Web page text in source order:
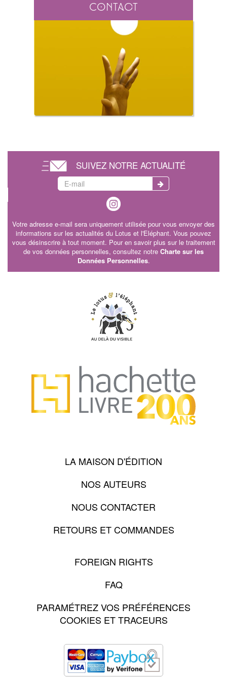
Contact
SUIVEZ NOTRE ACTUALITÉ
Votre adresse e-mail sera uniquement utilisée pour vous envoyer des
informations sur les actualités du Lotus et l'Eléphant. Vous pouvez
vous désinscrire à tout moment. Pour en savoir plus sur le traitement
de vos données personnelles, consultez notre Charte sur les
Données Personnelles.
LA MAISON D'ÉDITION
NOS AUTEURS
NOUS CONTACTER
RETOURS ET COMMANDES
FOREIGN RIGHTS
FAQ
PARAMÉTREZ VOS PRÉFÉRENCES
COOKIES ET TRACEURS